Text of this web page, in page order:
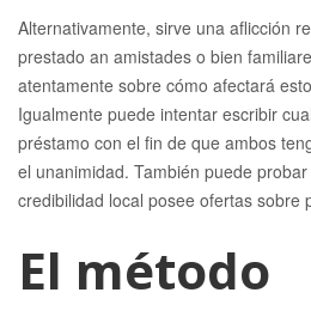
Alternativamente, sirve una aflicción
prestado an amistades o bien
atentamente sobre cómo afectará
Igualmente puede intentar escribir
préstamo con el fin de que ambos
el unanimidad. También puede
credibilidad local posee ofertas sobre
El método